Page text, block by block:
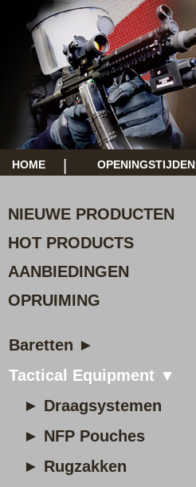
HOME OPENINGSTIJDEN
NIEUWE PRODUCTEN
HOT PRODUCTS
AANBIEDINGEN
OPRUIMING
Baretten ►
Tactical Equipment ▼
► Draagsystemen
► NFP Pouches
► Rugzakken